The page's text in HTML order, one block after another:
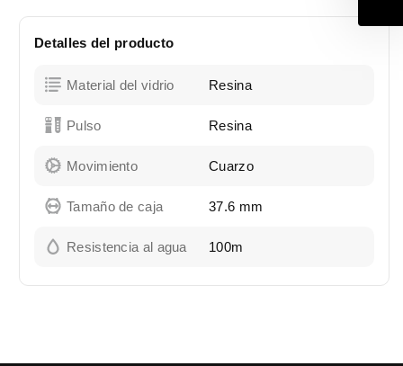
Detalles del producto
Material del vidrio Resina
Pulso Resina
Movimiento Cuarzo
Tamaño de caja 37.6 mm
Resistencia al agua 100m